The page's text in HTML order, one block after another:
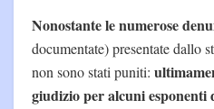
Nonostante le numerose
documentate) presentate dallo
non sono stati puniti:
giudizio per alcuni esponenti